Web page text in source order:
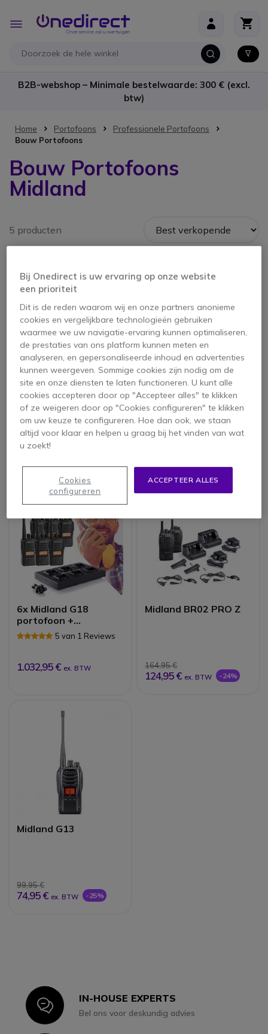
Toggle
Nav
B2B-webshop – Minimale bestelwaarde: 300 € (excl.
btw)
Home Portofoons
Professionele Portofoons
Bouw Portofoons
Bouw Portofoons
Midland
5 producten
IconTopverkoper
Midland G10 Pro
4.9 van 9 Reviews
79,95 €
Midland G15 Pro
4 van 2 Reviews
6x Midland G18
portofoon +
multilader5 van 1 Reviews
1.032,95 € ex. BTW
Midland BR02 PRO Z
164,95 €
124,95 € ex. BTW -24%
Midland G13
99,95 €
74,95 € ex. BTW -25%
IconIN-HOUSE EXPERTS
Bel ons voor deskundig advies
Bij Onedirect is uw ervaring op onze website
een prioriteit
Dit is de reden waarom wij en onze partners anonieme
cookies en vergelijkbare technologieën gebruiken
waarmee we uw navigatie-ervaring kunnen optimaliseren,
de prestaties van ons platform kunnen meten en
analyseren, en gepersonaliseerde inhoud en advertenties
kunnen weergeven. Sommige cookies zijn nodig om de
site en onze diensten te laten functioneren. U kunt alle
cookies accepteren door op "Accepteer alles" te klikken
of ze weigeren door op "Cookies configureren" te klikken
om uw keuze te configureren. Hoe dan ook, we staan
altijd voor klaar en helpen u graag bij het vinden van wat
u zoekt!
ACCEPTEER ALLES
Cookies
configureren